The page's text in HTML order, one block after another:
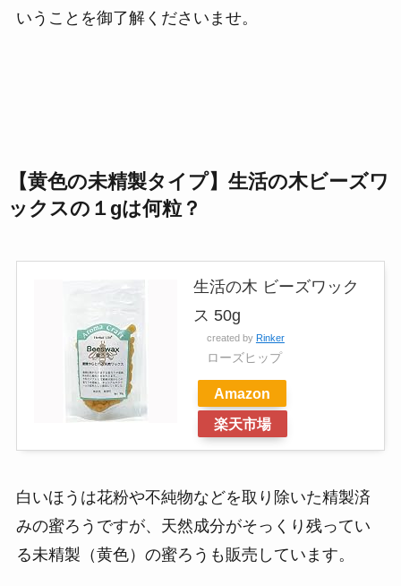
いうことを御了解くださいませ。
【黄色の未精製タイプ】生活の木ビーズワ
ックスの１gは何粒？
生活の木 ビーズワック
ス 50g
created by Rinker
ローズヒップ
Amazon
楽天市場
白いほうは花粉や不純物などを取り除いた精製済
みの蜜ろうですが、天然成分がそっくり残ってい
る未精製（黄色）の蜜ろうも販売しています。